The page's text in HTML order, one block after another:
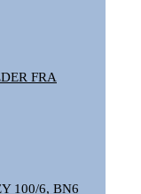
FRA
100/6, BN6